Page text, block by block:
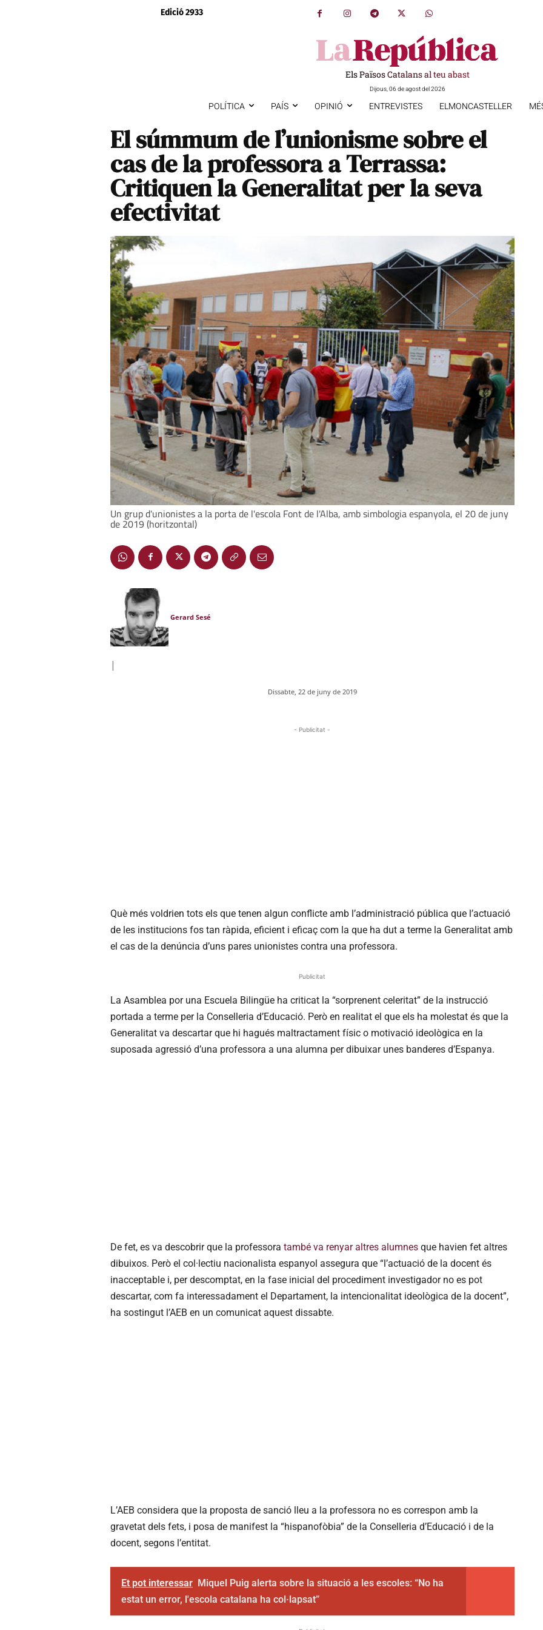
Edició 2933
Els Països Catalans al teu abast
Dijous, 06 de agost del 2026
POLÍTICA PAÍS OPINIÓ ENTREVISTES ELMONCASTELLER
El súmmum de l’unionisme sobre el
cas de la professora a Terrassa:
Critiquen la Generalitat per la seva
efectivitat
Un grup d'unionistes a la porta de l'escola Font de l'Alba, amb simbologia espanyola, el 20 de juny
de 2019 (horitzontal)
Gerard Sesé
|
Dissabte, 22 de juny de 2019
- Publicitat -
Què més voldrien tots els que tenen algun conflicte amb l’administració pública que l’actuació
de les institucions fos tan ràpida, eficient i eficaç com la que ha dut a terme la Generalitat amb
el cas de la denúncia d’uns pares unionistes contra una professora.
Publicitat
La Asamblea por una Escuela Bilingüe ha criticat la “sorprenent celeritat” de la instrucció
portada a terme per la Conselleria d’Educació. Però en realitat el que els ha molestat és que la
Generalitat va descartar que hi hagués maltractament físic o motivació ideològica en la
suposada agressió d’una professora a una alumna per dibuixar unes banderes d’Espanya.
De fet, es va descobrir que la professora també va renyar altres alumnes que havien fet altres
dibuixos. Però el col·lectiu nacionalista espanyol assegura que “l’actuació de la docent és
inacceptable i, per descomptat, en la fase inicial del procediment investigador no es pot
descartar, com fa interessadament el Departament, la intencionalitat ideològica de la docent”,
ha sostingut l’AEB en un comunicat aquest dissabte.
L’AEB considera que la proposta de sanció lleu a la professora no es correspon amb la
gravetat dels fets, i posa de manifest la “hispanofòbia” de la Conselleria d’Educació i de la
docent, segons l’entitat.
Et pot interessar Miquel Puig alerta sobre la situació a les escoles: “No ha
estat un error, l'escola catalana ha col·lapsat”